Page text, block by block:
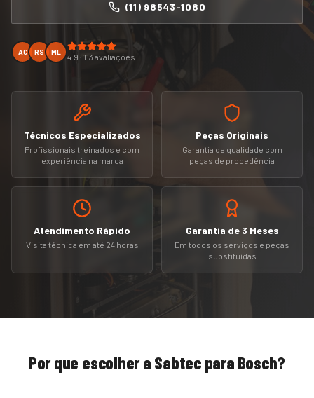
(11) 98543-1080
AC RS ML
4.9 · 113 avaliações
Técnicos Especializados
Profissionais treinados e com
experiência na marca
Peças Originais
Garantia de qualidade com
peças de procedência
Atendimento Rápido
Visita técnica em até 24 horas
Garantia de 3 Meses
Em todos os serviços e peças
substituídas
Por que escolher a Sabtec para Bosch?